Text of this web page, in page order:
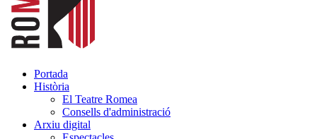
Portada
Història
El Teatre Romea
Consells d'administració
Arxiu digital